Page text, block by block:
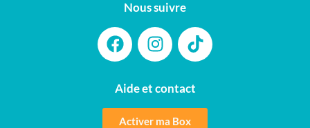
Nous suivre
Aide et contact
Activer ma Box